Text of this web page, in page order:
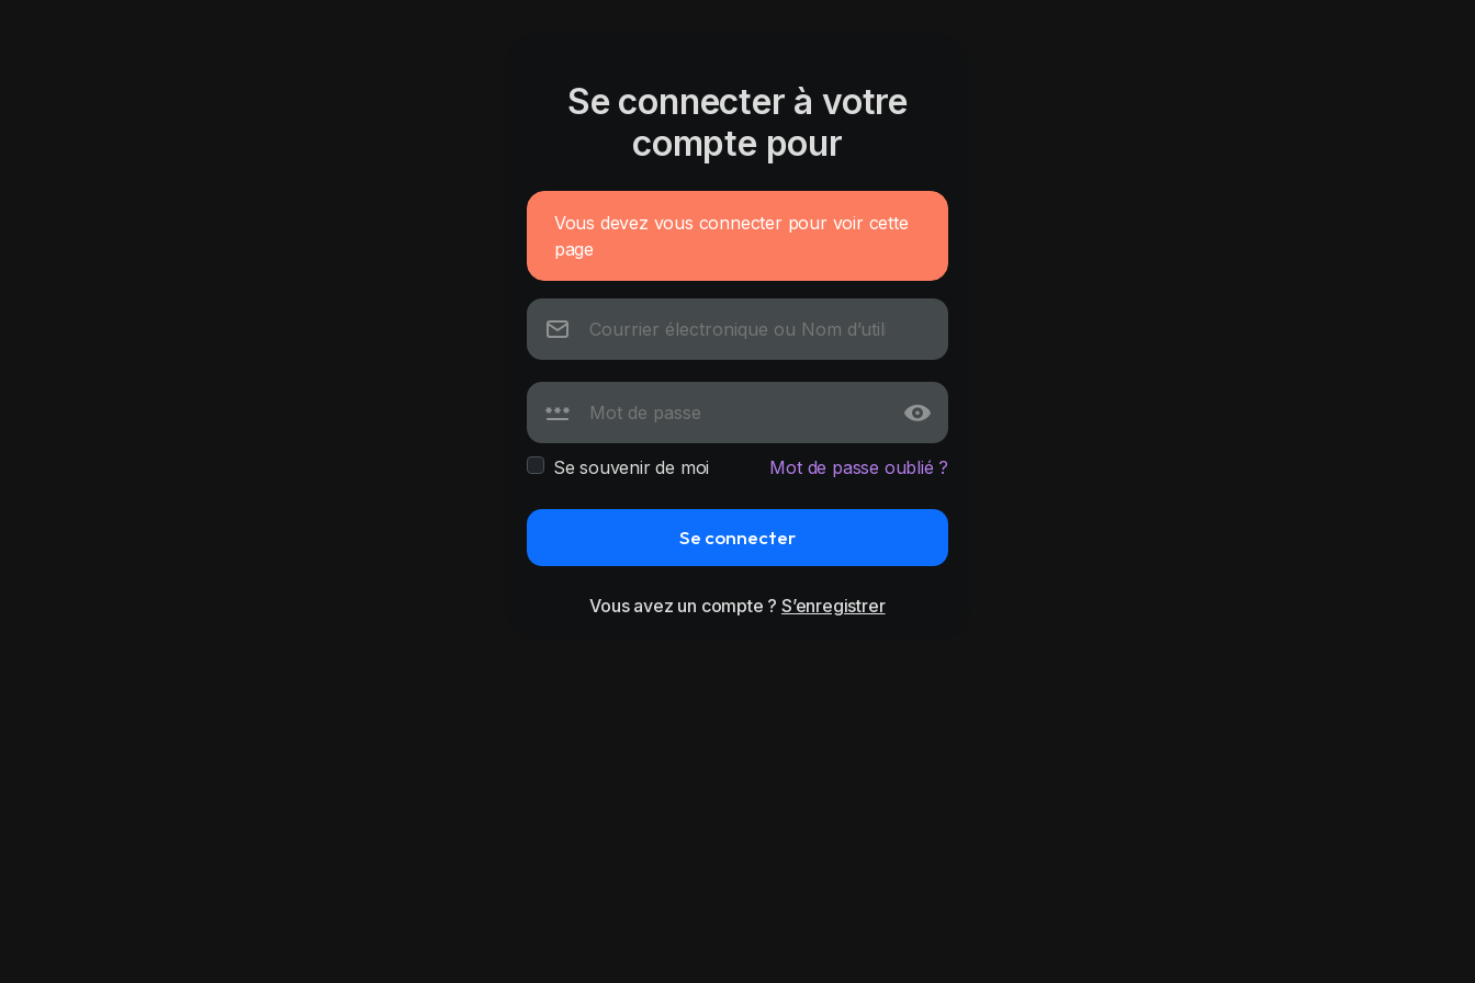
Se connecter à votre
compte pour
Vous devez vous connecter pour voir cette
page
Se souvenir de moi Mot de passe oublié ?
Se connecter
Vous avez un compte ?S’enregistrer